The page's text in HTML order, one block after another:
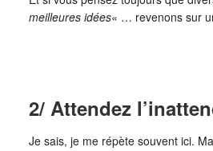
meilleures idées« … revenons sur
2/ Attendez
Je sais, je me répète souvent ici.